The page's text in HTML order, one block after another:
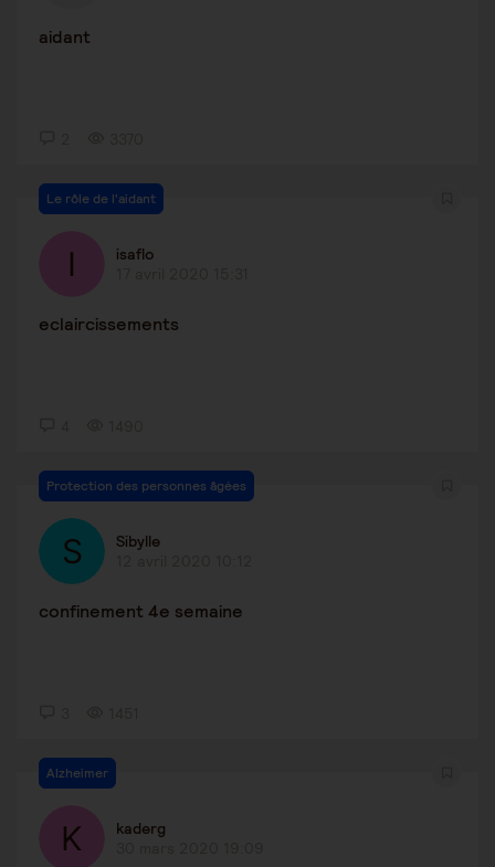
aidant
Le rôle de l'aidant
isaflo
eclaircissements
Protection des personnes âgées
Sibylle
confinement 4e semaine
Alzheimer
kaderg